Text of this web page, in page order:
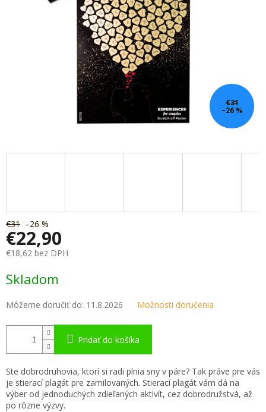
€31
–26 %
€31 –26 %
€22,90
€18,62 bez DPH
cena:
Skladom
Môžeme doručiť do: 11.8.2026 Možnosti doručenia
Pridať do košíka
Ste dobrodruhovia, ktorí si radi plnia sny v páre? Tak práve pre vás
je stierací plagát pre zamilovaných. Stierací plagát vám dá na
výber od jednoduchých zdieľaných aktivít, cez dobrodružstvá, až
po rôzne výzvy.